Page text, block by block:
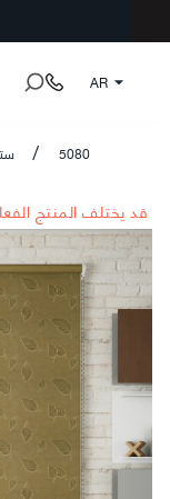
AR
/ 5080
*قد يختلف المنتج